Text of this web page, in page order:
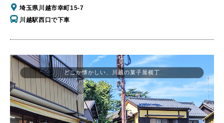
埼玉県川越市幸町15-7
川越駅西口で下車
どこか懐かしい、川越の菓子屋横丁